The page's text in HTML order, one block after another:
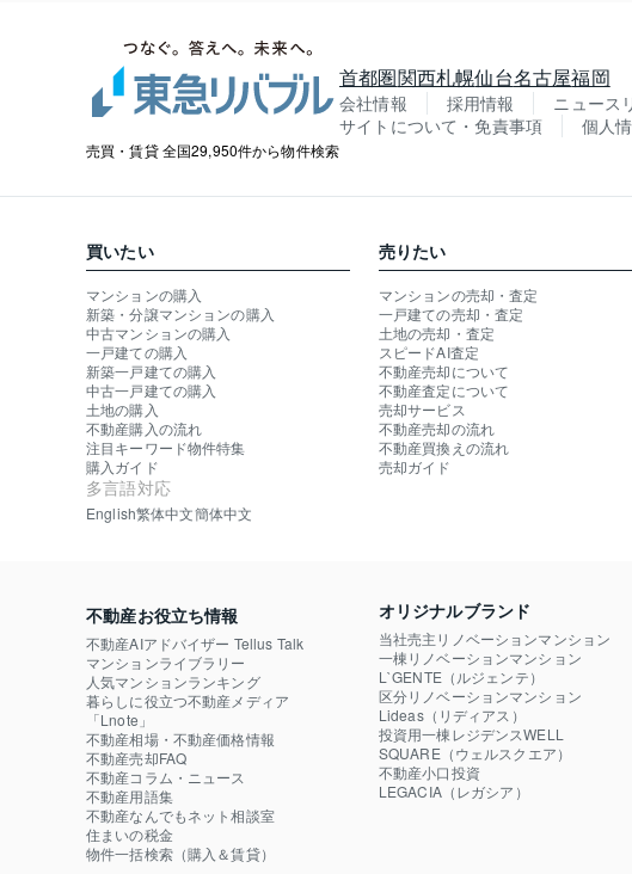
売買・賃貸 全国29,950件から物件検索
首都圏関西札幌仙台名古屋福岡
会社情報 採用情報 ニュース
サイトについて・免責事項
個人
買いたい
マンションの購入
新築・分譲マンションの購入
中古マンションの購入
一戸建ての購入
新築一戸建ての購入
中古一戸建ての購入
土地の購入
不動産購入の流れ
注目キーワード物件特集
購入ガイド
多言語対応
English繁体中文簡体中文
売りたい
マンションの売却・査定
一戸建ての売却・査定
土地の売却・査定
スピードAI査定
不動産売却について
不動産査定について
売却サービス
不動産売却の流れ
不動産買換えの流れ
売却ガイド
不動産お役立ち情報
不動産AIアドバイザー Tellus Talk
マンションライブラリー
人気マンションランキング
暮らしに役立つ不動産メディア
「Lnote」
不動産相場・不動産価格情報
不動産売却FAQ
不動産コラム・ニュース
不動産用語集
不動産なんでもネット相談室
住まいの税金
物件一括検索（購入＆賃貸）
オリジナルブランド
当社売主リノベーションマンション
一棟リノベーションマンション
L`GENTE（ルジェンテ）
区分リノベーションマンション
Lideas（リディアス）
投資用一棟レジデンスWELL
SQUARE（ウェルスクエア）
不動産小口投資
LEGACIA（レガシア）